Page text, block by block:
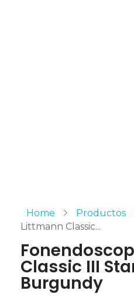
Home Productos
Littmann Classic...
Classic III
Burgundy